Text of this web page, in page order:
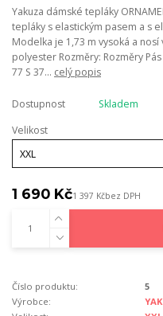
Yakuza dámské tepláky
tepláky s elastickým pasem a s
Modelka je 1,73 m vysoká a
polyester Rozměry: Rozměry
77 S 37... celý popis
Dostupnost
Skladem
Velikost
1 690 Kč1 397 Kčbez DPH
Číslo produktu:
5
Výrobce: